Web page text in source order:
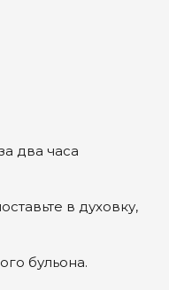
два часа
в духовку,
бульона.